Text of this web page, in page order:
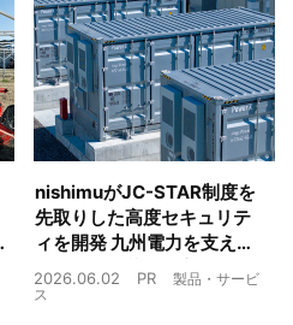
nishimuがJC-STAR制度を
先取りした高度セキュリテ
ィを開発 九州電力を支えた
制御技術を蓄電池市場へ
2026.06.02 PR
製品・サービ
ス